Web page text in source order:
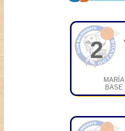
2
MARÍA
BASE